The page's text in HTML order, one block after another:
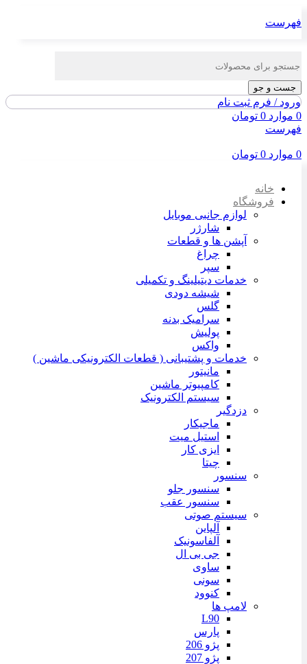
فهرست
جست و جو
ورود / فرم ثبت نام
0 موارد 0 تومان
فهرست
0 موارد 0 تومان
خانه
فروشگاه
لوازم جانبی موبایل
شارژر
آپشن ها و قطعات
چراغ
سپر
خدمات دیتیلینگ و تکمیلی
شیشه دودی
گلس
سرامیک بدنه
پولیش
واکس
خدمات و پشتیبانی ( قطعات الکترونیکی ماشین )
مانیتور
کامپیوتر ماشین
سیستم الکترونیک
دزدگیر
ماجیکار
استیل میت
ایزی کار
چیتا
سنسور
سنسور جلو
سنسور عقب
سیستم صوتی
آلپاین
آلفاسونیک
جی بی ال
ساوی
سونی
کنوود
لامپ ها
L90
پارس
پژو 206
پژو 207